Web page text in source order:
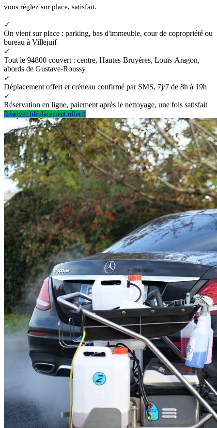
vous réglez sur place, satisfait.
✓
On vient sur place : parking, bas d'immeuble, cour de copropriété ou
bureau à Villejuif
✓
Tout le 94800 couvert : centre, Hautes-Bruyères, Louis-Aragon,
abords de Gustave-Roussy
✓
Déplacement offert et créneau confirmé par SMS, 7j/7 de 8h à 19h
✓
Réservation en ligne, paiement après le nettoyage, une fois satisfait
Réserver (déplacement offert)